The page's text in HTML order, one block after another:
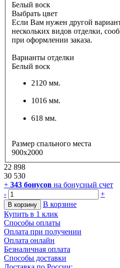
Белый воск
Выбрать цвет
Если Вам нужен другой
нескольких видов отделки,
при оформлении заказа.
Варианты отделки
Белый воск
2120 мм.
1016 мм.
618 мм.
Размер спального места
900x2000
22 898
30 530
+ 343 бонусов на бонусный счет
-
+
В корзину
В корзине
Купить в 1 клик
Способы оплаты
Оплата при получении
Оплата онлайн
Безналичная оплата
Способы доставки